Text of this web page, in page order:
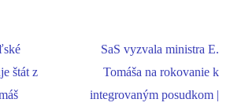
štát z
SaS vyzvala ministra E.
Tomáša na rokovanie k
integrovaným posudkom |